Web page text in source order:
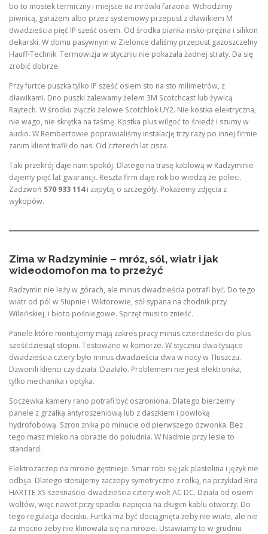
bo to mostek termiczny i miejsce na mrówki faraona. Wchodzimy
piwnicą, garażem albo przez systemowy przepust z dławikiem M
dwadzieścia pięć IP sześć osiem. Od środka pianka nisko-prężna i silikon
dekarski. W domu pasywnym w Zielonce daliśmy przepust gazoszczelny
Hauff-Technik. Termowizja w styczniu nie pokazała żadnej straty. Da się
zrobić dobrze.
Przy furtce puszka tylko IP sześć osiem sto na sto milimetrów, z
dławikami. Dno puszki zalewamy żelem 3M Scotchcast lub żywicą
Raytech. W środku złączki żelowe Scotchlok UY2. Nie kostka elektryczna,
nie wago, nie skrętka na taśmę. Kostka plus wilgoć to śniedź i szumy w
audio. W Rembertowie poprawialiśmy instalację trzy razy po innej firmie
zanim klient trafił do nas. Od czterech lat cisza.
Taki przekrój daje nam spokój. Dlatego na trasę kablową w Radzyminie
dajemy pięć lat gwarancji. Reszta firm daje rok bo wiedzą że poleci.
Zadzwoń 570 933 114i zapytaj o szczegóły. Pokażemy zdjęcia z
wykopów.
Zima w Radzyminie – mróz, sól, wiatr i jak
wideodomofon ma to przeżyć
Radzymin nie leży w górach, ale minus dwadzieścia potrafi być. Do tego
wiatr od pól w Słupnie i Wiktorowie, sól sypana na chodnik przy
Wileńskiej, i błoto pośniegowe. Sprzęt musi to znieść.
Panele które montujemy mają zakres pracy minus czterdzieści do plus
sześćdziesiąt stopni. Testowane w komorze. W styczniu dwa tysiące
dwadzieścia cztery było minus dwadzieścia dwa w nocy w Tłuszczu.
Dzwonili klienci czy działa. Działało. Problemem nie jest elektronika,
tylko mechanika i optyka.
Soczewka kamery rano potrafi być oszroniona. Dlatego bierzemy
panele z grzałką antyroszeniową lub z daszkiem i powłoką
hydrofobową. Szron znika po minucie od pierwszego dzwonka. Bez
tego masz mleko na obrazie do południa. W Nadmie przy lesie to
standard.
Elektrozaczep na mrozie gęstnieje. Smar robi się jak plastelina i język nie
odbija. Dlatego stosujemy zaczepy symetryczne z rolką, na przykład Bira
HARTTE XS szesnaście-dwadzieścia cztery wolt AC DC. Działa od osiem
woltów, więc nawet przy spadku napięcia na długim kablu otworzy. Do
tego regulacja docisku. Furtka ma być dociągnięta żeby nie wiało, ale nie
za mocno żeby nie klinowała się na mrozie. Ustawiamy to w grudniu